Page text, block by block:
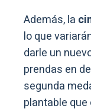
Además, la
lo que
darle un
prendas en
segunda
plantable